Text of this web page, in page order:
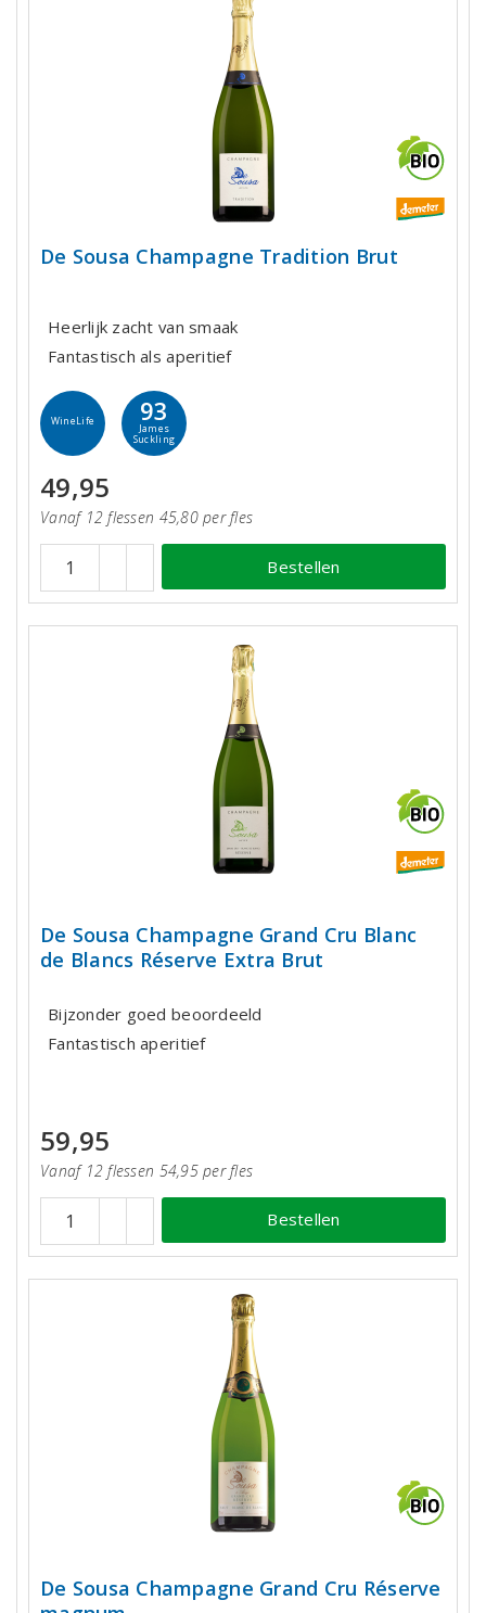
De Sousa Champagne Tradition Brut
Heerlijk zacht van smaak
Fantastisch als aperitief
WineLife 93
James
Suckling
49,95
Vanaf 12 flessen 45,80 per fles
Bestellen
De Sousa Champagne Grand Cru Blanc
de Blancs Réserve Extra Brut
Bijzonder goed beoordeeld
Fantastisch aperitief
59,95
Vanaf 12 flessen 54,95 per fles
Bestellen
De Sousa Champagne Grand Cru Réserve